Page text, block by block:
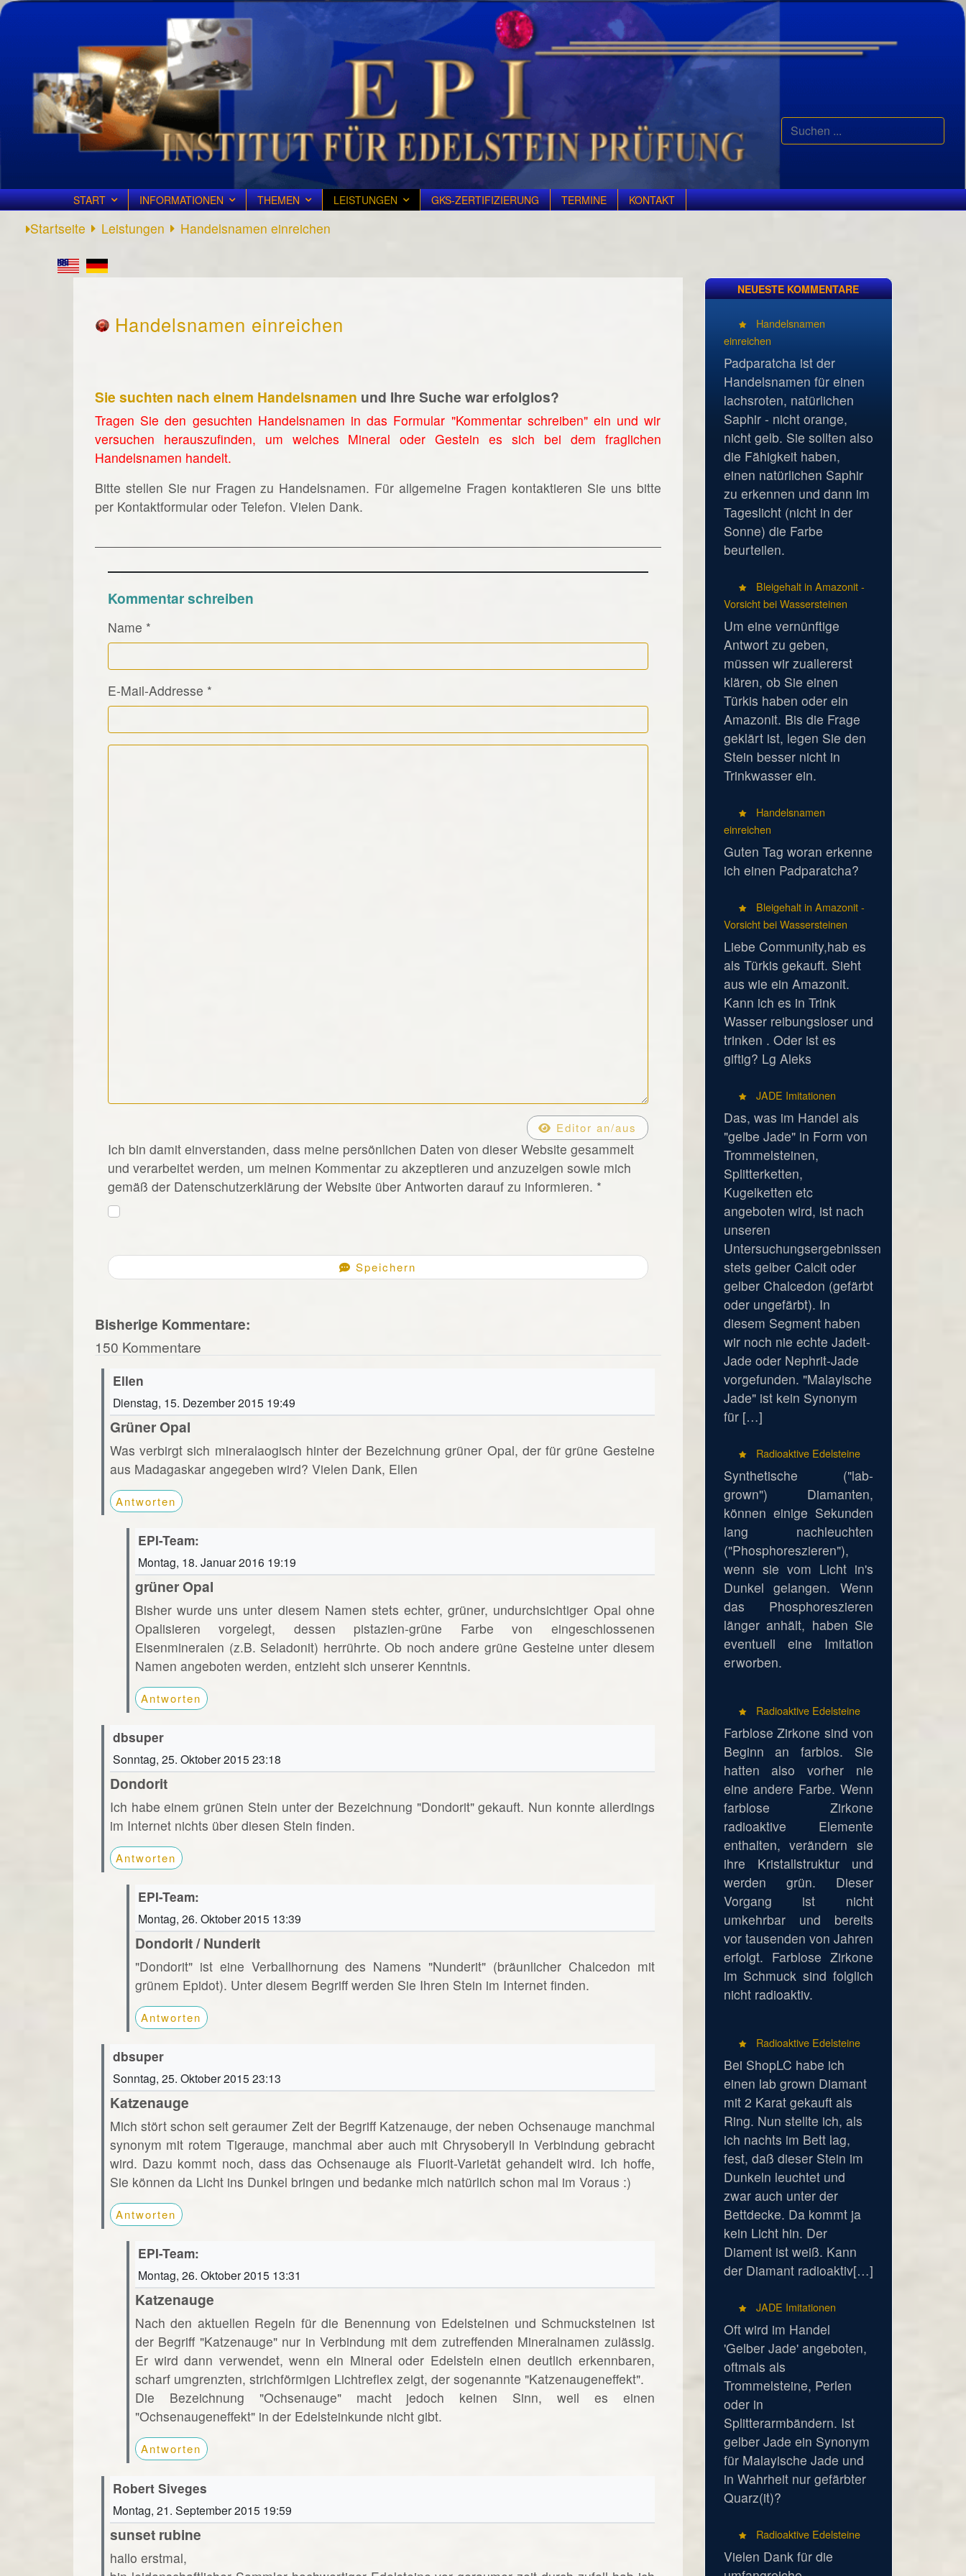
Suchen
...
START INFORMATIONEN THEMEN LEISTUNGEN GKS-ZERTIFIZIERUNG TERMINE KONTAKT
Startseite Leistungen Handelsnamen einreichen
Handelsnamen einreichen
Sie suchten nach einem Handelsnamen und Ihre Suche war erfolglos?
Tragen Sie den gesuchten Handelsnamen in das Formular "Kommentar schreiben" ein und wir
versuchen herauszufinden, um welches Mineral oder Gestein es sich bei dem fraglichen
Handelsnamen handelt.
Bitte stellen Sie nur Fragen zu Handelsnamen. Für allgemeine Fragen kontaktieren Sie uns bitte
per Kontaktformular oder Telefon. Vielen Dank.
Kommentar schreiben
Name *
E-Mail-Addresse *
Kommentar Text
Editor an/aus
Ich bin damit einverstanden, dass meine persönlichen Daten von dieser Website gesammelt
und verarbeitet werden, um meinen Kommentar zu akzeptieren und anzuzeigen sowie mich
gemäß der Datenschutzerklärung der Website über Antworten darauf zu informieren. *
Speichern
Bisherige Kommentare:
150 Kommentare
Ellen
Dienstag, 15. Dezember 2015 19:49
Grüner Opal
Was verbirgt sich mineralaogisch hinter der Bezeichnung grüner Opal, der für grüne Gesteine
aus Madagaskar angegeben wird? Vielen Dank, Ellen
Antworten
EPI-Team:
Montag, 18. Januar 2016 19:19
grüner Opal
Bisher wurde uns unter diesem Namen stets echter, grüner, undurchsichtiger Opal ohne
Opalisieren vorgelegt, dessen pistazien-grüne Farbe von eingeschlossenen
Eisenmineralen (z.B. Seladonit) herrührte. Ob noch andere grüne Gesteine unter diesem
Namen angeboten werden, entzieht sich unserer Kenntnis.
Antworten
dbsuper
Sonntag, 25. Oktober 2015 23:18
Dondorit
Ich habe einem grünen Stein unter der Bezeichnung "Dondorit" gekauft. Nun konnte allerdings
im Internet nichts über diesen Stein finden.
Antworten
EPI-Team:
Montag, 26. Oktober 2015 13:39
Dondorit / Nunderit
"Dondorit" ist eine Verballhornung des Namens "Nunderit" (bräunlicher Chalcedon mit
grünem Epidot). Unter diesem Begriff werden Sie Ihren Stein im Internet finden.
Antworten
dbsuper
Sonntag, 25. Oktober 2015 23:13
Katzenauge
Mich stört schon seit geraumer Zeit der Begriff Katzenauge, der neben Ochsenauge manchmal
synonym mit rotem Tigerauge, manchmal aber auch mit Chrysoberyll in Verbindung gebracht
wird. Dazu kommt noch, dass das Ochsenauge als Fluorit-Varietät gehandelt wird. Ich hoffe,
Sie können da Licht ins Dunkel bringen und bedanke mich natürlich schon mal im Voraus :)
Antworten
EPI-Team:
Montag, 26. Oktober 2015 13:31
Katzenauge
Nach den aktuellen Regeln für die Benennung von Edelsteinen und Schmucksteinen ist
der Begriff "Katzenauge" nur in Verbindung mit dem zutreffenden Mineralnamen zulässig.
Er wird dann verwendet, wenn ein Mineral oder Edelstein einen deutlich erkennbaren,
scharf umgrenzten, strichförmigen Lichtreflex zeigt, der sogenannte "Katzenaugeneffekt".
Die Bezeichnung "Ochsenauge" macht jedoch keinen Sinn, weil es einen
"Ochsenaugeneffekt" in der Edelsteinkunde nicht gibt.
Antworten
Robert Siveges
Montag, 21. September 2015 19:59
sunset rubine
hallo erstmal,
NEUESTE KOMMENTARE
Handelsnamen
einreichen
Padparatcha ist der
Handelsnamen für einen
lachsroten, natürlichen
Saphir - nicht orange,
nicht gelb. Sie sollten also
die Fähigkeit haben,
einen natürlichen Saphir
zu erkennen und dann im
Tageslicht (nicht in der
Sonne) die Farbe
beurteilen.
Bleigehalt in Amazonit -
Vorsicht bei Wassersteinen
Um eine vernünftige
Antwort zu geben,
müssen wir zuallererst
klären, ob Sie einen
Türkis haben oder ein
Amazonit. Bis die Frage
geklärt ist, legen Sie den
Stein besser nicht in
Trinkwasser ein.
Handelsnamen
einreichen
Guten Tag woran erkenne
ich einen Padparatcha?
Bleigehalt in Amazonit -
Vorsicht bei Wassersteinen
Liebe Community,hab es
als Türkis gekauft. Sieht
aus wie ein Amazonit.
Kann ich es in Trink
Wasser reibungsloser und
trinken . Oder ist es
giftig? Lg Aleks
JADE Imitationen
Das, was im Handel als
"gelbe Jade" in Form von
Trommelsteinen,
Splitterketten,
Kugelketten etc
angeboten wird, ist nach
unseren
Untersuchungsergebnissen
stets gelber Calcit oder
gelber Chalcedon (gefärbt
oder ungefärbt). In
diesem Segment haben
wir noch nie echte Jadeit-
Jade oder Nephrit-Jade
vorgefunden. "Malayische
Jade" ist kein Synonym
für […]
Radioaktive Edelsteine
Synthetische ("lab-
grown") Diamanten,
können einige Sekunden
lang nachleuchten
("Phosphoreszieren"),
wenn sie vom Licht in's
Dunkel gelangen. Wenn
das Phosphoreszieren
länger anhält, haben Sie
eventuell eine Imitation
erworben.
Radioaktive Edelsteine
Farblose Zirkone sind von
Beginn an farblos. Sie
hatten also vorher nie
eine andere Farbe. Wenn
farblose Zirkone
radioaktive Elemente
enthalten, verändern sie
ihre Kristallstruktur und
werden grün. Dieser
Vorgang ist nicht
umkehrbar und bereits
vor tausenden von Jahren
erfolgt. Farblose Zirkone
im Schmuck sind folglich
nicht radioaktiv.
Radioaktive Edelsteine
Bei ShopLC habe ich
einen lab grown Diamant
mit 2 Karat gekauft als
Ring. Nun stellte ich, als
ich nachts im Bett lag,
fest, daß dieser Stein im
Dunkeln leuchtet und
zwar auch unter der
Bettdecke. Da kommt ja
kein Licht hin. Der
Diament ist weiß. Kann
der Diamant radioaktiv[…]
JADE Imitationen
Oft wird im Handel
'Gelber Jade' angeboten,
oftmals als
Trommelsteine, Perlen
oder in
Splitterarmbändern. Ist
gelber Jade ein Synonym
für Malayische Jade und
in Wahrheit nur gefärbter
Quarz(it)?
Radioaktive Edelsteine
Vielen Dank für die